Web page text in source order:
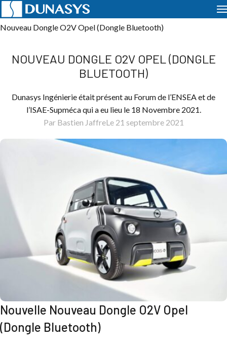
Accueil Actualités Évènements
Nouveau Dongle O2V Opel (Dongle Bluetooth)
NOUVEAU DONGLE O2V OPEL (DONGLE
BLUETOOTH)
Dunasys Ingénierie était présent au Forum de l’ENSEA et de
l’ISAE-Supméca qui a eu lieu le 18 Novembre 2021.
Par Bastien JaffreLe 21 septembre 2021
Nouvelle Nouveau Dongle O2V Opel
(Dongle Bluetooth)